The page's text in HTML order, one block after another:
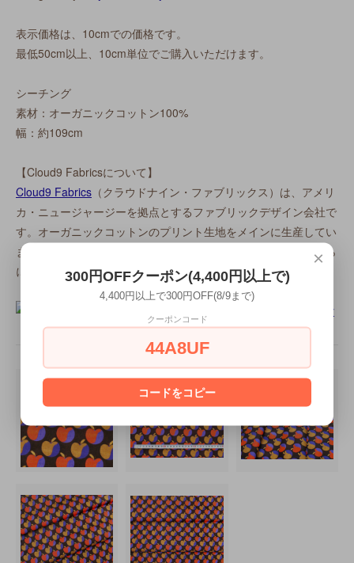
表示価格は、10cmでの価格です。
最低50cm以上、10cm単位でご購入いただけます。
シーチング
素材：オーガニックコットン100%
幅：約109cm
【Cloud9 Fabricsについて】
Cloud9 Fabrics （クラウドナイン・ファブリックス）は、アメリ
カ・ニュージャージーを拠点とするファブリックデザイン会社で
す。オーガニックコットンのプリント生地をメインに生産してい
ます。2023年より Ocean State Innovations 社の傘下に入りさら
にグローバルなビジネスを展開しています。
×
300円OFFクーポン(4,400円以上で)
4,400円以上で300円OFF(8/9まで)
クーポンコード
44A8UF
コードをコピー